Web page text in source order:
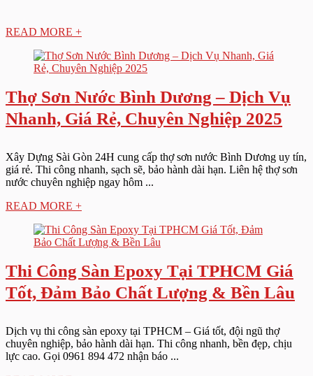
READ MORE +
Thợ Sơn Nước Bình Dương – Dịch Vụ
Nhanh, Giá Rẻ, Chuyên Nghiệp 2025
Xây Dựng Sài Gòn 24H cung cấp thợ sơn nước Bình Dương uy tín,
giá rẻ. Thi công nhanh, sạch sẽ, bảo hành dài hạn. Liên hệ thợ sơn
nước chuyên nghiệp ngay hôm ...
READ MORE +
Thi Công Sàn Epoxy Tại TPHCM Giá
Tốt, Đảm Bảo Chất Lượng & Bền Lâu
Dịch vụ thi công sàn epoxy tại TPHCM – Giá tốt, đội ngũ thợ
chuyên nghiệp, bảo hành dài hạn. Thi công nhanh, bền đẹp, chịu
lực cao. Gọi 0961 894 472 nhận báo ...